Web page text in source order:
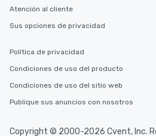
Atención al cliente
Sus opciones de privacidad
Política de privacidad
Condiciones de uso del producto
Condiciones de uso del sitio web
Publique sus anuncios con nosotros
Copyright © 2000-2026 Cvent, Inc.